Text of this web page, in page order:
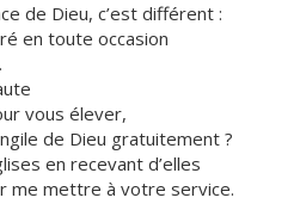
de Dieu, c’est différent :
en toute occasion
vous élever,
de Dieu gratuitement ?
en recevant d’elles
me mettre à votre service.